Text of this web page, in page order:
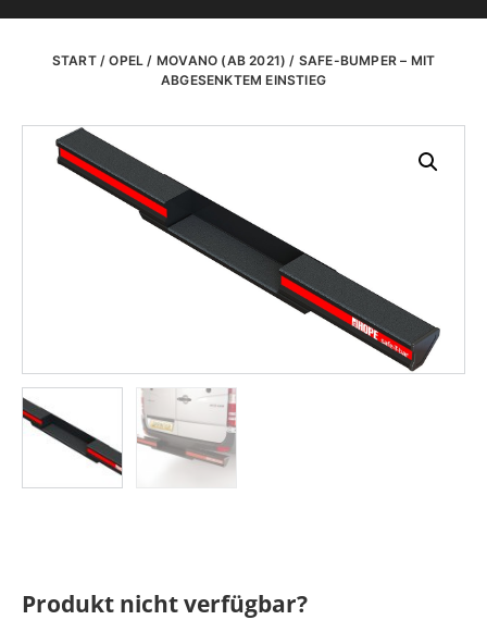
START/OPEL / MOVANO (AB 2021) / SAFE-BUMPER – MIT
ABGESENKTEM EINSTIEG
Produkt nicht verfügbar?